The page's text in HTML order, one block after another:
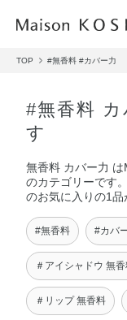
TOP #無香料 #カバー力
#無香料
す
無香料 カバー力
のカテゴリーです
のお気に入りの1品
#無香料 #カバ
＃アイシャドウ 無
＃リップ 無香料